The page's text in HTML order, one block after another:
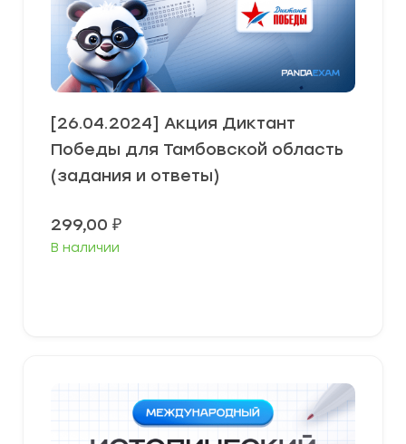
[26.04.2024] Акция Диктант
Победы для Тамбовской область
(задания и ответы)
299,00 ₽
В наличии